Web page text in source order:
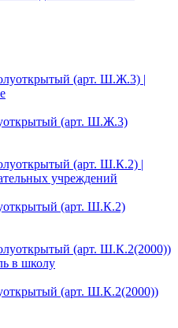
(арт. Ш.Ж.3)
(арт. Ш.К.2)
(арт. Ш.К.2(2000))